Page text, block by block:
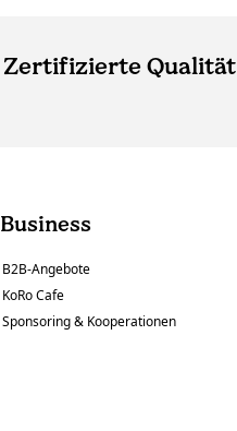
Zertifizierte Qualität
Business
B2B-Angebote
KoRo Cafe
Sponsoring & Kooperationen